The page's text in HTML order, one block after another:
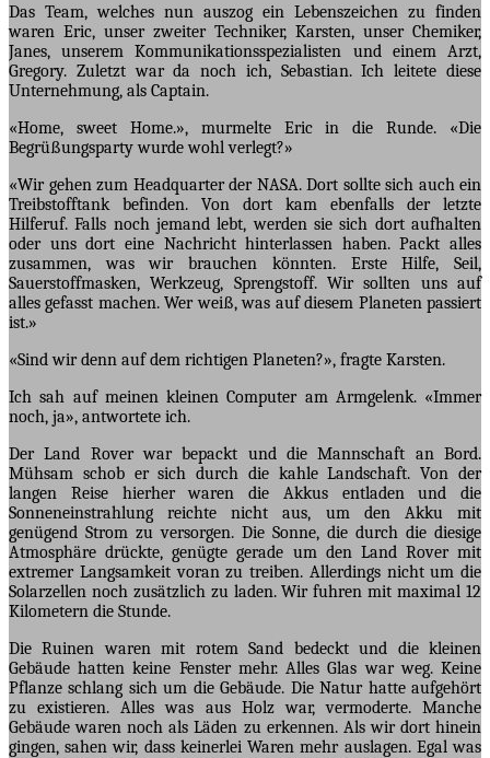
Das Team, welches nun auszog ein Lebenszeichen zu finden
waren Eric, unser zweiter Techniker, Karsten, unser Chemiker,
Janes, unserem Kommunikationsspezialisten und einem Arzt,
Gregory. Zuletzt war da noch ich, Sebastian. Ich leitete diese
Unternehmung, als Captain.
«Home, sweet Home.», murmelte Eric in die Runde. «Die
Begrüßungsparty wurde wohl verlegt?»
«Wir gehen zum Headquarter der NASA. Dort sollte sich auch ein
Treibstofftank befinden. Von dort kam ebenfalls der letzte
Hilferuf. Falls noch jemand lebt, werden sie sich dort aufhalten
oder uns dort eine Nachricht hinterlassen haben. Packt alles
zusammen, was wir brauchen könnten. Erste Hilfe, Seil,
Sauerstoffmasken, Werkzeug, Sprengstoff. Wir sollten uns auf
alles gefasst machen. Wer weiß, was auf diesem Planeten passiert
ist.»
«Sind wir denn auf dem richtigen Planeten?», fragte Karsten.
Ich sah auf meinen kleinen Computer am Armgelenk. «Immer
noch, ja», antwortete ich.
Der Land Rover war bepackt und die Mannschaft an Bord.
Mühsam schob er sich durch die kahle Landschaft. Von der
langen Reise hierher waren die Akkus entladen und die
Sonneneinstrahlung reichte nicht aus, um den Akku mit
genügend Strom zu versorgen. Die Sonne, die durch die diesige
Atmosphäre drückte, genügte gerade um den Land Rover mit
extremer Langsamkeit voran zu treiben. Allerdings nicht um die
Solarzellen noch zusätzlich zu laden. Wir fuhren mit maximal 12
Kilometern die Stunde.
Die Ruinen waren mit rotem Sand bedeckt und die kleinen
Gebäude hatten keine Fenster mehr. Alles Glas war weg. Keine
Pflanze schlang sich um die Gebäude. Die Natur hatte aufgehört
zu existieren. Alles was aus Holz war, vermoderte. Manche
Gebäude waren noch als Läden zu erkennen. Als wir dort hinein
gingen, sahen wir, dass keinerlei Waren mehr auslagen. Egal was